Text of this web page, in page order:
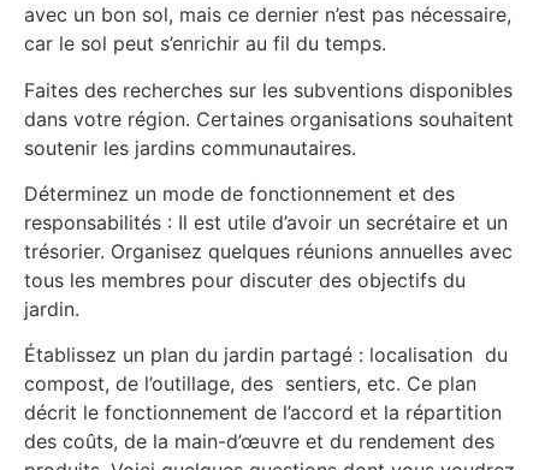
avec un bon sol, mais ce dernier n’est pas nécessaire,
car le sol peut s’enrichir au fil du temps.
Faites des recherches sur les subventions disponibles
dans votre région. Certaines organisations souhaitent
soutenir les jardins communautaires.
Déterminez un mode de fonctionnement et des
responsabilités : Il est utile d’avoir un secrétaire et un
trésorier. Organisez quelques réunions annuelles avec
tous les membres pour discuter des objectifs du
jardin.
Établissez un plan du jardin partagé : localisation du
compost, de l’outillage, des sentiers, etc. Ce plan
décrit le fonctionnement de l’accord et la répartition
des coûts, de la main-d’œuvre et du rendement des